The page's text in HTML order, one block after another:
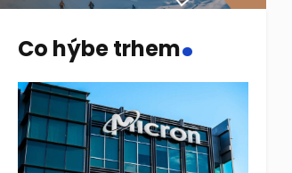
Co hýbe trhem.